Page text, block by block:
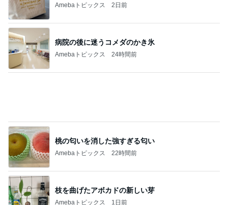
Amebaトピックス 1日前
扇風機の代わりに導入した物
Amebaトピックス
記事を読む